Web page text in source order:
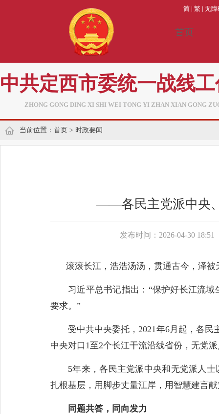
简 | 繁 | 无障
首页
中共定西市委统一战线
ZHONG GONG DING XI SHI WEI TONG YI ZHAN XIAN GONG
当前位置： 首页 > 时政要闻
——各民主党派中央
发布时间：2026-04-30 18:51
滚滚长江，浩浩汤汤，贯通古今，泽被
习近平总书记指出：“保护好长江流域
要求。”
受中共中央委托，2021年6月起，各民
中央对口1至2个长江干流沿线省份，无党
5年来，各民主党派中央和无党派人士
扎根基层，用脚步丈量江岸，用智慧建言
同题共答，同向发力